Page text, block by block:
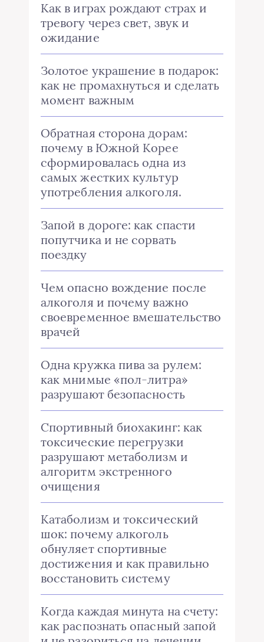
Как в играх рождают страх и
тревогу через свет, звук и
ожидание
Золотое украшение в подарок:
как не промахнуться и сделать
момент важным
Обратная сторона дорам:
почему в Южной Корее
сформировалась одна из
самых жестких культур
употребления алкоголя.
Запой в дороге: как спасти
попутчика и не сорвать
поездку
Чем опасно вождение после
алкоголя и почему важно
своевременное вмешательство
врачей
Одна кружка пива за рулем:
как мнимые «пол-литра»
разрушают безопасность
Спортивный биохакинг: как
токсические перегрузки
разрушают метаболизм и
алгоритм экстренного
очищения
Катаболизм и токсический
шок: почему алкоголь
обнуляет спортивные
достижения и как правильно
восстановить систему
Когда каждая минута на счету:
как распознать опасный запой